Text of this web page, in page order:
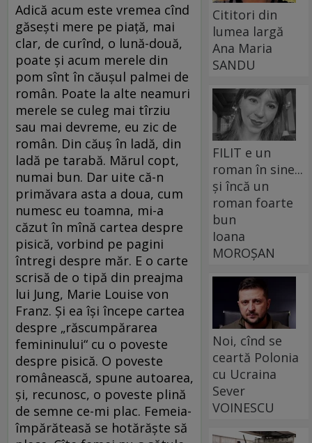
Adică acum este vremea cînd
găsești mere pe piață, mai
clar, de curînd, o lună-două,
poate și acum merele din
pom sînt în căușul palmei de
român. Poate la alte neamuri
merele se culeg mai tîrziu
sau mai devreme, eu zic de
român. Din căuș în ladă, din
ladă pe tarabă. Mărul copt,
numai bun. Dar uite că-n
primăvara asta a doua, cum
numesc eu toamna, mi-a
căzut în mînă cartea despre
pisică, vorbind pe pagini
întregi despre măr. E o carte
scrisă de o tipă din preajma
lui Jung, Marie Louise von
Franz. Și ea își începe cartea
despre „răscumpărarea
femininului“ cu o poveste
despre pisică. O poveste
românească, spune autoarea,
și, recunosc, o poveste plină
de semne ce-mi plac. Femeia-
împărăteasă se hotărăște să
Cititori din
lumea largă
Ana Maria
SANDU
FILIT e un
roman în sine...
și încă un
roman foarte
bun
Ioana
MOROȘAN
Noi, cînd se
ceartă Polonia
cu Ucraina
Sever
VOINESCU